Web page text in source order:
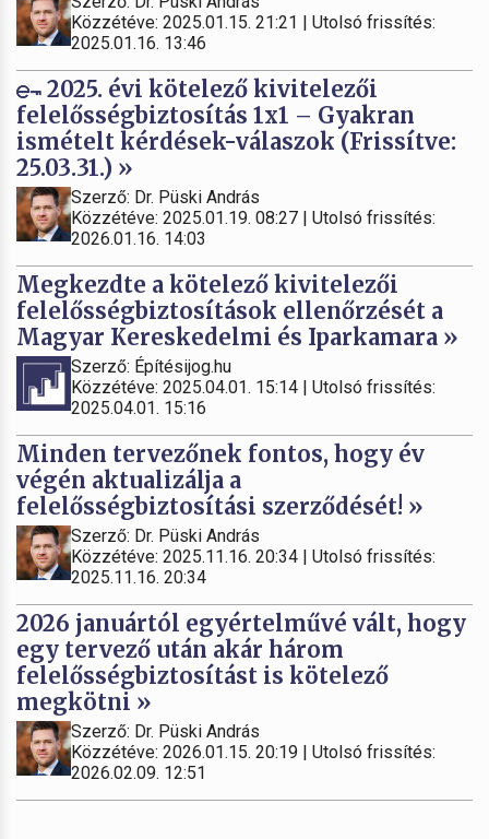
Közzétéve: 2025.01.15. 21:21 | Utolsó frissítés:
2025.01.16. 13:46
2025. évi kötelező kivitelezői
felelősségbiztosítás 1x1 – Gyakran
ismételt kérdések-válaszok (Frissítve:
25.03.31.) »
Szerző: Dr. Püski András
Közzétéve: 2025.01.19. 08:27 | Utolsó frissítés:
2026.01.16. 14:03
Megkezdte a kötelező kivitelezői
felelősségbiztosítások ellenőrzését a
Magyar Kereskedelmi és Iparkamara »
Szerző: Építésijog.hu
Közzétéve: 2025.04.01. 15:14 | Utolsó frissítés:
2025.04.01. 15:16
Minden tervezőnek fontos, hogy év
végén aktualizálja a
felelősségbiztosítási szerződését! »
Szerző: Dr. Püski András
Közzétéve: 2025.11.16. 20:34 | Utolsó frissítés:
2025.11.16. 20:34
2026 januártól egyértelművé vált, hogy
egy tervező után akár három
felelősségbiztosítást is kötelező
megkötni »
Szerző: Dr. Püski András
Közzétéve: 2026.01.15. 20:19 | Utolsó frissítés:
2026.02.09. 12:51